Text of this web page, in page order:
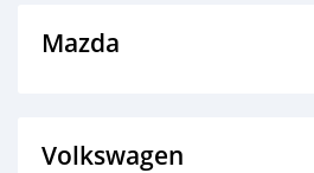
Mazda
Volkswagen